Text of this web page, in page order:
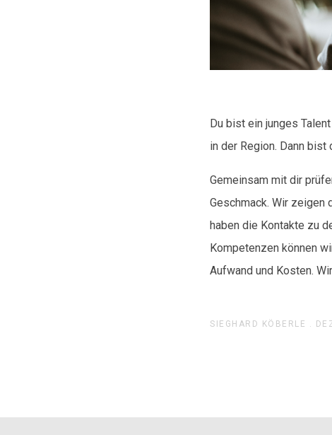
Du bist ein junges
in der Region. Dann bist
Gemeinsam mit dir
Geschmack. Wir zeigen
haben die Kontakte zu
Kompetenzen können
Aufwand und Kosten.
SIEGHARD KÖBERLE .